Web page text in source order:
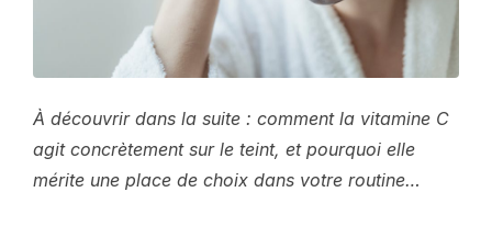
À découvrir dans la suite : comment la vitamine C
agit concrètement sur le teint, et pourquoi elle
mérite une place de choix dans votre routine…